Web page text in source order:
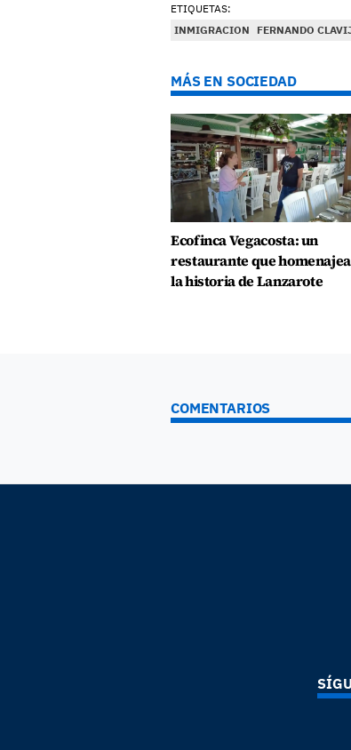
ETIQUETAS:
INMIGRACION
FERNANDO
MÁS EN SOCIEDAD
Ecofinca Vegacosta: un
restaurante que homenajea
la historia de Lanzarote
COMENTARIOS